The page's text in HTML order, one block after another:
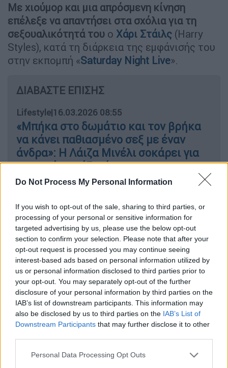
Do Not Process My Personal Information
If you wish to opt-out of the sale, sharing to third parties, or
processing of your personal or sensitive information for
targeted advertising by us, please use the below opt-out
section to confirm your selection. Please note that after your
opt-out request is processed you may continue seeing
interest-based ads based on personal information utilized by
us or personal information disclosed to third parties prior to
your opt-out. You may separately opt-out of the further
disclosure of your personal information by third parties on the
IAB’s list of downstream participants. This information may
also be disclosed by us to third parties on the IAB’s List of
Downstream Participants that may further disclose it to other
Please note that this website/app uses one or more Google
Personal Data Processing Opt Outs
Με χιούμορ και μια απρόσμενη κίνηση
επέλεξε να απαντήσει στα σχόλια για τη
σεξουαλικότητά του ο Χάρι Στάιλς (Harry
Styles), κατά τη διάρκεια της εμφάνισής του
στην εκπομπή «Saturday Night Live».
ΔΙΑΒΑΣΤΕ ΕΠΙΣΗΣ
Lifestyle|16.03.2026 08:55
«Μπήκα στο δωμάτιο και τον βρήκα
να κάνει παθιασμένο σεξ με έναν
άνδρα»: Η Λάιζα Μινέλι σοκάρει για
τον πρώην σύζυγό της
Το χιουμοριστικό βίντεο
Ο δημοφιλήςτραγουδιστήςήταν καλεσμένος
στο τελευταίο επεισόδιο της εκπομπής και,
στο πλαίσιο του μονολόγου του,αναφέρθηκε
στις κατηγορίες που έχει δεχτεί κατά
καιρούς ότι αφήνει υπαινιγμούς πως είναι
queer για λόγους δημοσιότητας- κάτι που
συχνά περιγράφεται ως «queerbaiting».
Μιλώντας με σαρκαστικό τόνο, ο
Στάιλςσχολίασε: «Τότε ο κόσμος έδινε